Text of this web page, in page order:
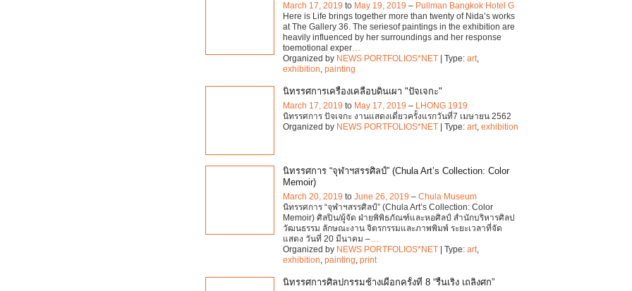
March 17, 2019 to May 19, 2019 – Pullman Bangkok Hotel G
Here is Life brings together more than twenty of Nida’s works
at The Gallery 36. The seriesof paintings in the exhibition are
heavily influenced by her surroundings and her response
toemotional exper…
Organized by NEWS PORTFOLIOS*NET | Type: art,
exhibition, painting
นิทรรศการเครื่องเคลือบดินเผา "ปัจเจกะ"
March 17, 2019 to May 17, 2019 – LHONG 1919
นิทรรศการ ปัจเจกะ งานแสดงเดี่ยวครั้งแรกวันที่7 เมษายน 2562
Organized by NEWS PORTFOLIOS*NET | Type: art, exhibition
นิทรรศการ “จุฬาฯสรรศิลป์” (Chula Art’s Collection: Color
Memoir)
March 20, 2019 to June 26, 2019 – Chula Museum
นิทรรศการ “จุฬาฯสรรศิลป์” (Chula Art’s Collection: Color
Memoir) ศิลปิน/ผู้จัด ฝ่ายพิพิธภัณฑ์และหอศิลป์ สำนักบริหารศิลป
วัฒนธรรม ลักษณะงาน จิตรกรรมและภาพพิมพ์ ระยะเวลาที่จัด
แสดง วันที่ 20 มีนาคม –…
Organized by NEWS PORTFOLIOS*NET | Type: art,
exhibition, painting, print
นิทรรศการศิลปกรรมช้างเผือกครั้งที่ 8 “รื่นเริง เถลิงศก”